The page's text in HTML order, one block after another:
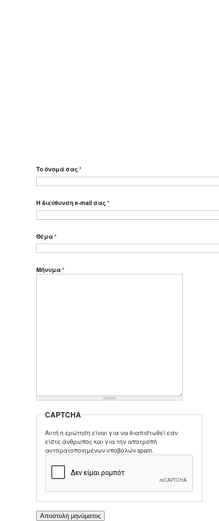
Το όνομά σας*
Η διεύθυνση e-mail σας*
Θέμα*
Μήνυμα*
CAPTCHA
Αυτή η ερώτηση είναι για να διαπιστωθεί εάν
είστε άνθρωπος και για την αποτροπή
αυτοματοποιημένων υποβολών spam.